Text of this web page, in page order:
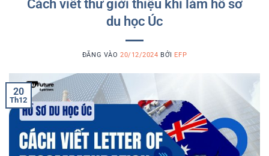
Cách viết thư giới thiệu khi làm hồ sơ
du học Úc
ĐĂNG VÀO 20/12/2024 BỞI EFP
20
Th12